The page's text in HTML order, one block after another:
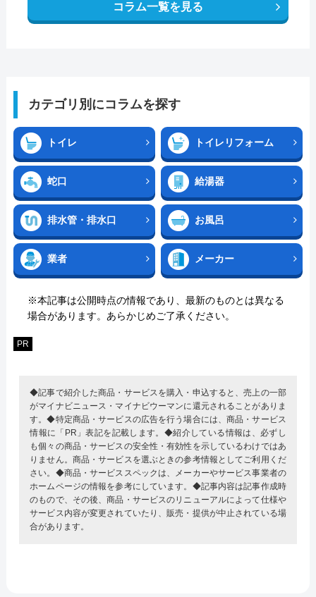
コラム一覧を見る
カテゴリ別にコラムを探す
トイレ トイレリフォーム
蛇口 給湯器
排水管・排水口 お風呂
業者 メーカー
※本記事は公開時点の情報であり、最新のものとは異なる
場合があります。あらかじめご了承ください。
PR
◆記事で紹介した商品・サービスを購入・申込すると、売上の一部
がマイナビニュース・マイナビウーマンに還元されることがありま
す。◆特定商品・サービスの広告を行う場合には、商品・サービス
情報に「PR」表記を記載します。◆紹介している情報は、必ずし
も個々の商品・サービスの安全性・有効性を示しているわけではあ
りません。商品・サービスを選ぶときの参考情報としてご利用くだ
さい。◆商品・サービススペックは、メーカーやサービス事業者の
ホームページの情報を参考にしています。◆記事内容は記事作成時
のもので、その後、商品・サービスのリニューアルによって仕様や
サービス内容が変更されていたり、販売・提供が中止されている場
合があります。